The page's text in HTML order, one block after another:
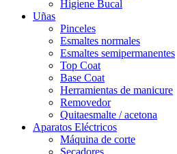
Higiene Bucal
Uñas
Pinceles
Esmaltes normales
Esmaltes semipermanentes
Top Coat
Base Coat
Herramientas de manicure
Removedor
Quitaesmalte / acetona
Aparatos Eléctricos
Máquina de corte
Secadores